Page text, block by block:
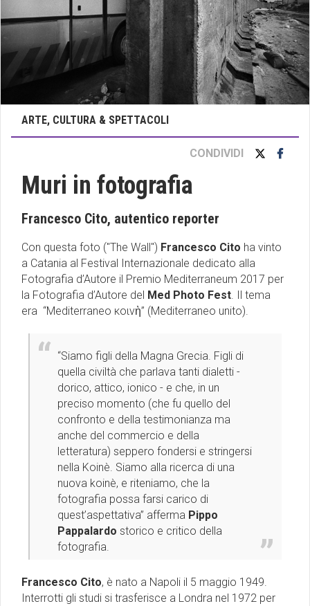
ARTE, CULTURA & SPETTACOLI
CONDIVIDI
Muri in fotografia
Francesco Cito, autentico reporter
Con questa foto ("The Wall") Francesco Cito ha vinto
a Catania al Festival Internazionale dedicato alla
Fotografia d’Autore il Premio Mediterraneum 2017 per
la Fotografia d’Autore del Med Photo Fest. Il tema
era “Mediterraneo κοινὴ” (Mediterraneo unito).
“Siamo figli della Magna Grecia. Figli di
quella civiltà che parlava tanti dialetti -
dorico, attico, ionico - e che, in un
preciso momento (che fu quello del
confronto e della testimonianza ma
anche del commercio e della
letteratura) seppero fondersi e stringersi
nella Koinè. Siamo alla ricerca di una
nuova koinè, e riteniamo, che la
fotografia possa farsi carico di
quest’aspettativa” afferma Pippo
Pappalardo storico e critico della
fotografia.
Francesco Cito, è nato a Napoli il 5 maggio 1949.
Interrotti gli studi si trasferisce a Londra nel 1972 per